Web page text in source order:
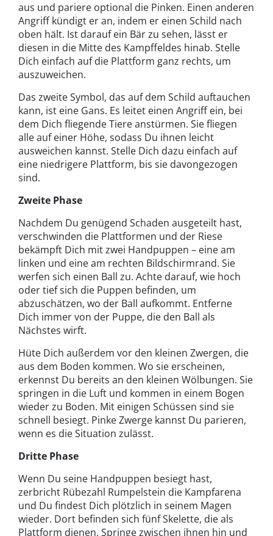
aus und pariere optional die Pinken. Einen anderen
Angriff kündigt er an, indem er einen Schild nach
oben hält. Ist darauf ein Bär zu sehen, lässt er
diesen in die Mitte des Kampffeldes hinab. Stelle
Dich einfach auf die Plattform ganz rechts, um
auszuweichen.
Das zweite Symbol, das auf dem Schild auftauchen
kann, ist eine Gans. Es leitet einen Angriff ein, bei
dem Dich fliegende Tiere anstürmen. Sie fliegen
alle auf einer Höhe, sodass Du ihnen leicht
ausweichen kannst. Stelle Dich dazu einfach auf
eine niedrigere Plattform, bis sie davongezogen
sind.
Zweite Phase
Nachdem Du genügend Schaden ausgeteilt hast,
verschwinden die Plattformen und der Riese
bekämpft Dich mit zwei Handpuppen – eine am
linken und eine am rechten Bildschirmrand. Sie
werfen sich einen Ball zu. Achte darauf, wie hoch
oder tief sich die Puppen befinden, um
abzuschätzen, wo der Ball aufkommt. Entferne
Dich immer von der Puppe, die den Ball als
Nächstes wirft.
Hüte Dich außerdem vor den kleinen Zwergen, die
aus dem Boden kommen. Wo sie erscheinen,
erkennst Du bereits an den kleinen Wölbungen. Sie
springen in die Luft und kommen in einem Bogen
wieder zu Boden. Mit einigen Schüssen sind sie
schnell besiegt. Pinke Zwerge kannst Du parieren,
wenn es die Situation zulässt.
Dritte Phase
Wenn Du seine Handpuppen besiegt hast,
zerbricht Rübezahl Rumpelstein die Kampfarena
und Du findest Dich plötzlich in seinem Magen
wieder. Dort befinden sich fünf Skelette, die als
Plattform dienen. Springe zwischen ihnen hin und